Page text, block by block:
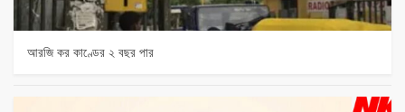
আরজি কর কাণ্ডের ২ বছর পার